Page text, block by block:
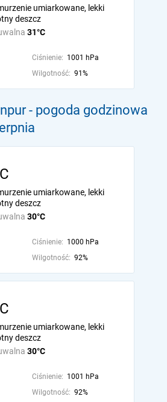
31°C
umiarkowane, lekki
deszcz
Ciśnienie: 1001 hPa
Wilgotność: 91%
- pogoda godzinowa
30°C
umiarkowane, lekki
deszcz
Ciśnienie: 1000 hPa
Wilgotność: 92%
30°C
umiarkowane, lekki
deszcz
Ciśnienie: 1001 hPa
Wilgotność: 92%